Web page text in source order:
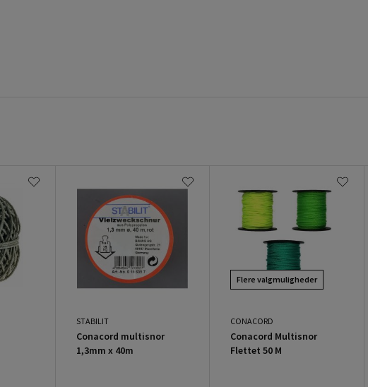
STABILIT
Conacord multisnor
1,3mm x 40m
Flere valgmuligheder
CONACORD
Conacord Multisnor
Flettet 50 M